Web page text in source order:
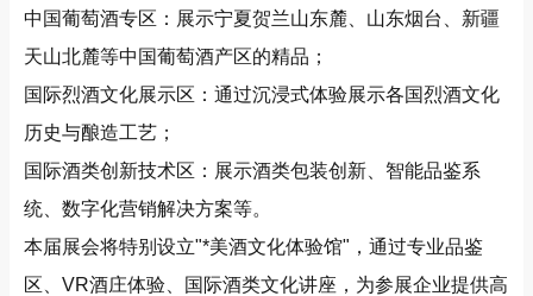
中国葡萄酒专区：展示宁夏贺兰山东麓、山东烟台、新疆
天山北麓等中国葡萄酒产区的精品；
国际烈酒文化展示区：通过沉浸式体验展示各国烈酒文化
历史与酿造工艺；
国际酒类创新技术区：展示酒类包装创新、智能品鉴系
统、数字化营销解决方案等。
本届展会将特别设立"*美酒文化体验馆"，通过专业品鉴
区、VR酒庄体验、国际酒类文化讲座，为参展企业提供高